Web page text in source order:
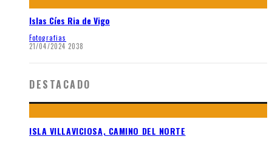
Islas Cíes Ria de Vigo
Fotografias
21/04/2024 2038
DESTACADO
ISLA VILLAVICIOSA, CAMINO DEL NORTE